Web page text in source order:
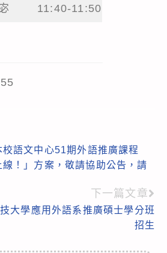
11:40-11:50
語文中心51期外語推廣課程
線！」方案，敬請協助公告，請
下一篇文章
大學應用外語系推廣碩士學分班
招生